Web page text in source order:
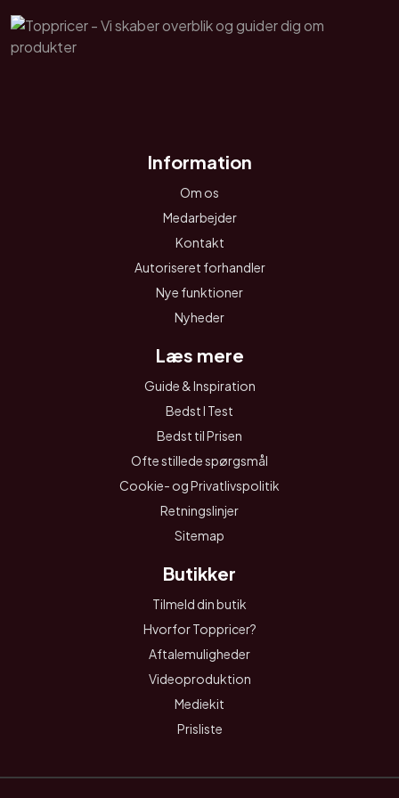
Information
Om os
Medarbejder
Kontakt
Autoriseret forhandler
Nye funktioner
Nyheder
Læs mere
Guide & Inspiration
Bedst I Test
Bedst til Prisen
Ofte stillede spørgsmål
Cookie- og Privatlivspolitik
Retningslinjer
Sitemap
Butikker
Tilmeld din butik
Hvorfor Toppricer?
Aftalemuligheder
Videoproduktion
Mediekit
Prisliste